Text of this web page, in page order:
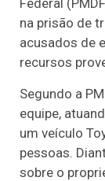
Federal
na prisão de
acusados de
recursos
Segundo a
equipe,
um veículo
pessoas.
sobre o